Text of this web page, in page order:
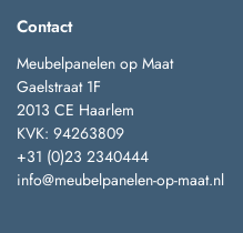
Contact
Meubelpanelen op Maat
Gaelstraat 1F
2013 CE Haarlem
KVK: 94263809
+31 (0)23 2340444
info@meubelpanelen-op-maat.nl